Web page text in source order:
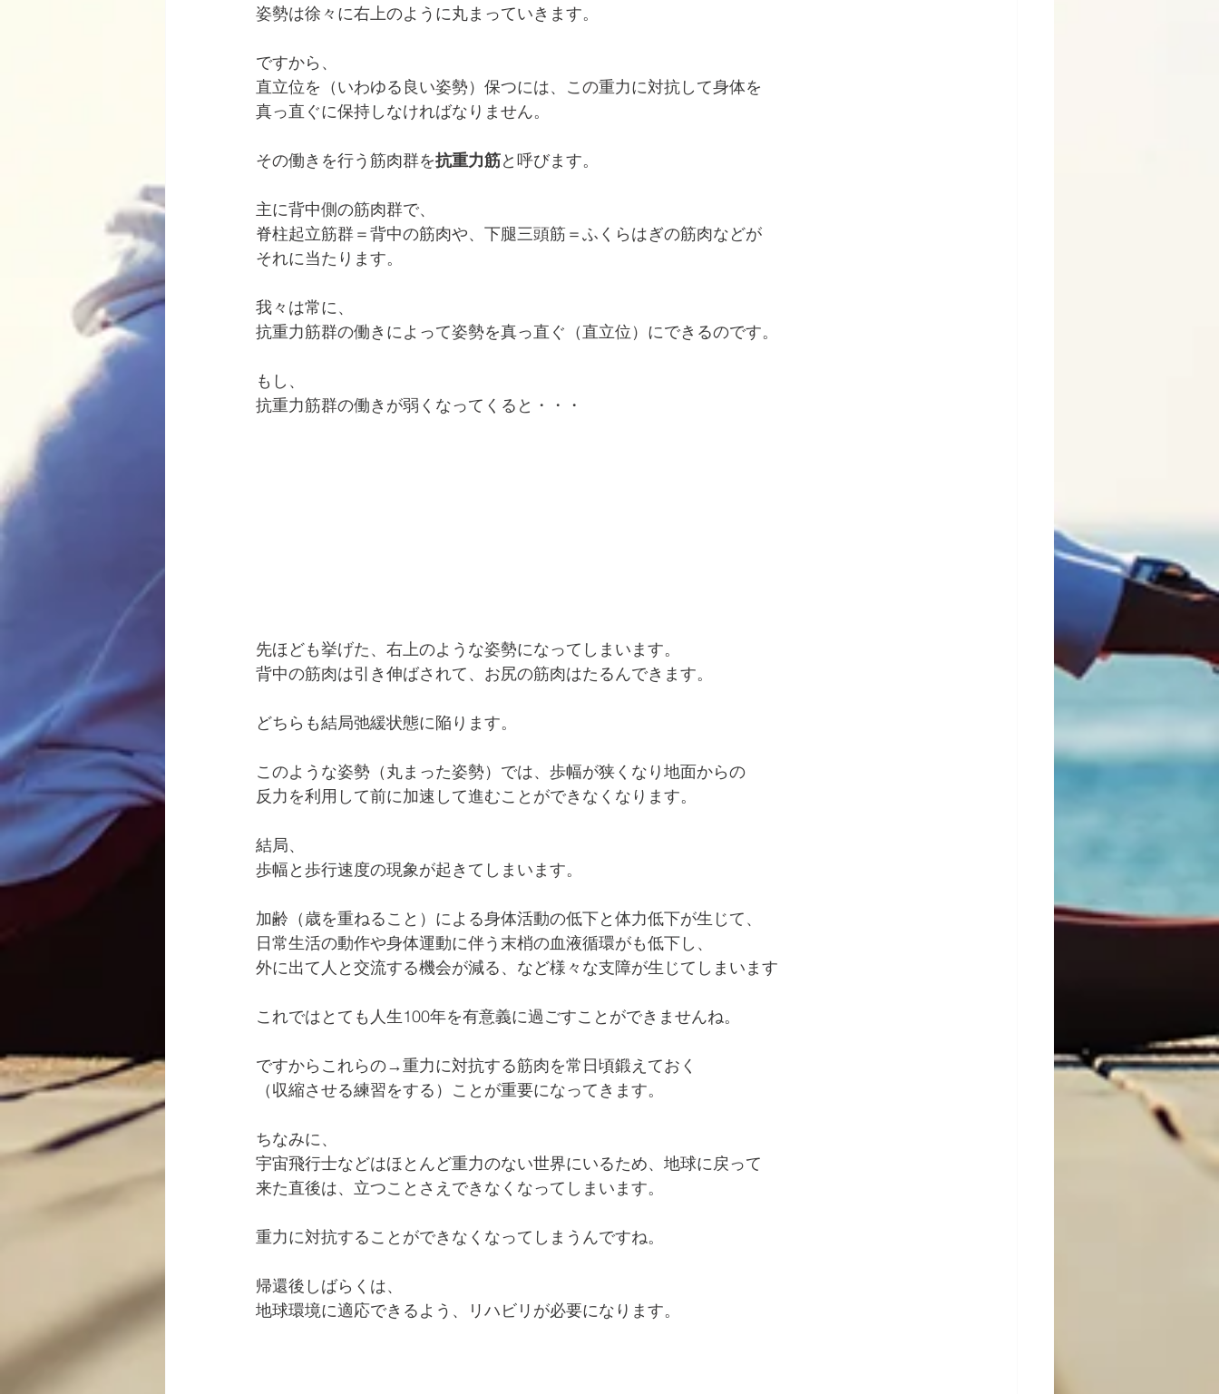
姿勢は徐々に右上のように丸まっていきます。
ですから、
直立位を（いわゆる良い姿勢）保つには、この重力に対抗して身体を
真っ直ぐに保持しなければなりません。
その働きを行う筋肉群を抗重力筋と呼びます。
主に背中側の筋肉群で、
脊柱起立筋群＝背中の筋肉や、下腿三頭筋＝ふくらはぎの筋肉などが
それに当たります。
我々は常に、
抗重力筋群の働きによって姿勢を真っ直ぐ（直立位）にできるのです。
もし、
抗重力筋群の働きが弱くなってくると・・・
先ほども挙げた、右上のような姿勢になってしまいます。
背中の筋肉は引き伸ばされて、お尻の筋肉はたるんできます。
どちらも結局弛緩状態に陥ります。
このような姿勢（丸まった姿勢）では、歩幅が狭くなり地面からの
反力を利用して前に加速して進むことができなくなります。
結局、
歩幅と歩行速度の現象が起きてしまいます。
加齢（歳を重ねること）による身体活動の低下と体力低下が生じて、
日常生活の動作や身体運動に伴う末梢の血液循環がも低下し、
外に出て人と交流する機会が減る、など様々な支障が生じてしまいます
これではとても人生100年を有意義に過ごすことができませんね。
ですからこれらの→重力に対抗する筋肉を常日頃鍛えておく
（収縮させる練習をする）ことが重要になってきます。
ちなみに、
宇宙飛行士などはほとんど重力のない世界にいるため、地球に戻って
来た直後は、立つことさえできなくなってしまいます。
重力に対抗することができなくなってしまうんですね。
帰還後しばらくは、
地球環境に適応できるよう、リハビリが必要になります。